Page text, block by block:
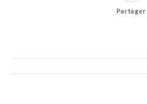
Partager
Post